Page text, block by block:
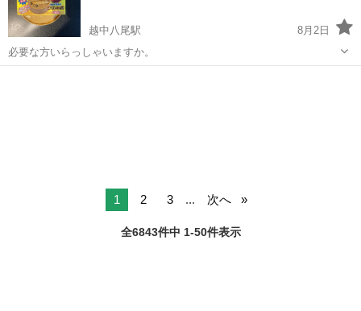
越中八尾駅
8月2日
必要な方いらっしゃいますか。
1 2 3 ... 次へ
全6843件中 1-50件表示